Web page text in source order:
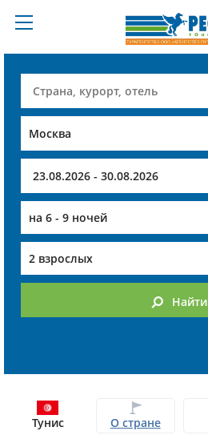
на 6 - 9 ночей
2 взрослых
Найти
Тунис О стране